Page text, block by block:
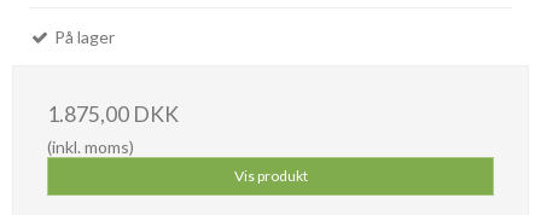
På lager
1.875,00 DKK
(inkl. moms)
Vis produkt